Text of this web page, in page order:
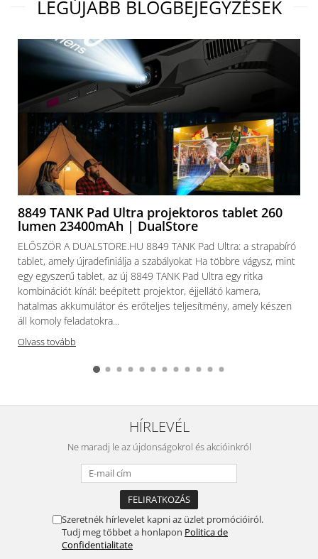
LEGÚJABB BLOGBEJEGYZÉSEK
8849 TANK Pad Ultra projektoros tablet 260
lumen 23400mAh | DualStore
ELŐSZÖR A DUALSTORE.HU 8849 TANK Pad Ultra: a strapabíró
tablet, amely újradefiniálja a szabályokat Ha többre vágysz, mint
egy egyszerű tablet, az új 8849 TANK Pad Ultra egy ritka
kombinációt kínál: beépített projektor, éjjellátó kamera,
hatalmas akkumulátor és erőteljes teljesítmény, amely készen
áll komoly feladatokra...
Olvass tovább
HÍRLEVÉL
Ne maradj le az újdonságokrol és akcióinkról
Szeretnék hírlevelet kapni az üzlet promócióiról.
Tudj meg többet a honlapon Politica de
Confidentialitate